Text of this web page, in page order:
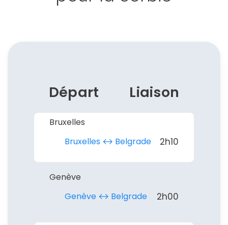
Départ Liaison
Bruxelles
Bruxelles ↔︎ Belgrade
2h10
Genève
Genève ↔︎ Belgrade
2h00